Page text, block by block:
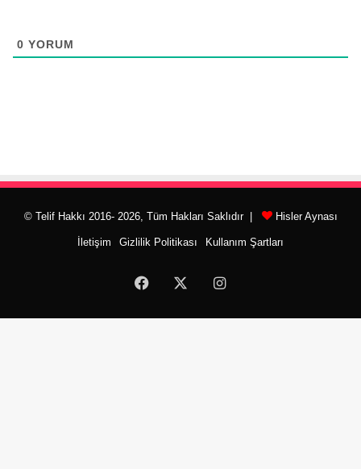
0 YORUM
© Telif Hakkı 2016- 2026, Tüm Hakları Saklıdır | Hisler Aynası
İletişim Gizlilik Politikası Kullanım Şartları
Facebook Instagram